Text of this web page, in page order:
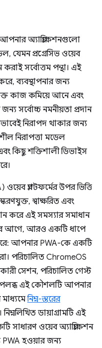
অ্যাপ্লিকেশনগুলো
যেমন প্রগ্রেসিভ ওয়েব
সর্বোত্তম পন্থা। এই
ব্যবস্থাপনার জন্য
কাজ কমিয়ে আনে এবং
সর্বোচ্চ নমনীয়তা প্রদান
নিরাপদ থাকার জন্য
নিরাপত্তা মডেল
কিছু শক্তিশালী ডিভাইস
প্ল্যাটফর্মের উপর ভিত্তি
স্বাক্ষরিত এবং
করে এই সমস্যার সমাধান
আগে, আরও একটি ধাপে
আপনার PWA-কে একটি
পরিচালিত ChromeOS
সেশন, পরিচালিত গেস্ট
এই কৌশলটি আপনার
নিম্ন-স্তরের
ডায়াগ্রামটি এই
সাধারণ ওয়েব অ্যাপ্লিকেশন
হওয়ার জন্য